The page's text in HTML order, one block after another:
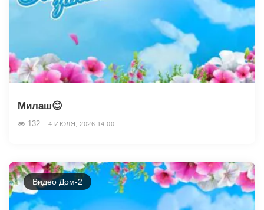
Милаш😊
132 4 ИЮЛЯ, 2026 14:00
Видео Дом-2